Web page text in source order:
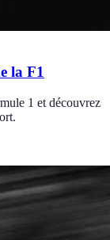
la F1
1 et découvrez